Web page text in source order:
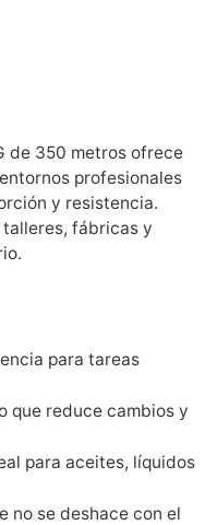
de 350 metros ofrece
profesionales
y resistencia.
fábricas y
para tareas
que reduce cambios y
para aceites, líquidos
no se deshace con el